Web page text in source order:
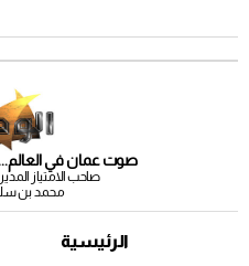
صوت عمان في
صاحب الامتياز
محمد بن
الرئيسية